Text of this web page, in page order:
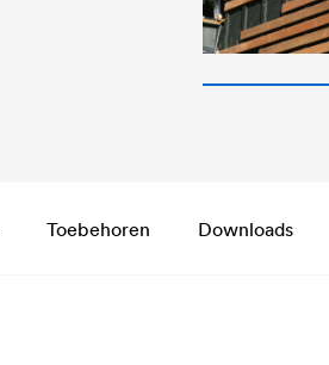
Toebehoren Downloads